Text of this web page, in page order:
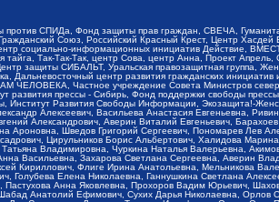
СПИДа, Фонд защиты прав граждан, СВЕЧА,
Союз, Российский Красный Крест, Центр Хасдей
социально-информационных инициатив Действие,
Так-Так-Так, центр Сова, центр Анна, Проект Апрель,
защиты СИБАЛЬТ, Уральская правозащитная группа,
Дальневосточный центр развития гражданских инициатив
ЧЕЛОВЕКА, Частное учреждение Совета Министров
прессы - Сибирь, Фонд поддержки свободы
Институт Развития Свободы Информации, Экозащита!-
Алексеевич, Васильева Анастасия Евгеньевна,
Александрович, Аверин Виталий Евгеньевич,
Шведов Григорий Сергеевич, Пономарев Лев
Цирульников Борис Альбертович, Халидова
Владимировна, Чуркина Наталья Валерьевна,
Васильевна, Захарова Светлана Сергеевна, Аверин
Кириллович, Флиге Ирина Анатольевна, Мельникова
Елена Николаевна, Ганнушкина Светлана
Анна Яковлевна, Прохоров Вадим Юрьевич,
Анатолий Ефимович, Сухих Дарья Николаевна, Орлов